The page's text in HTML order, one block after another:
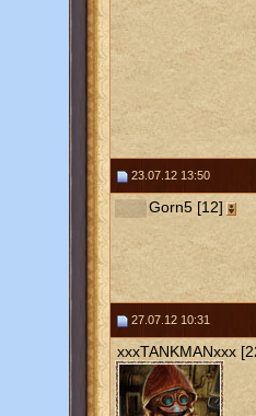
23.07.12 13:50
Gorn5 [12]
27.07.12 10:31
xxxTANKMANxxx